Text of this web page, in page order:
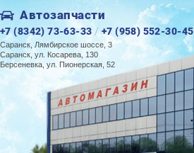
Автозапчасти
+7 (8342) 73-63-33 /+7 (958) 552-30-45
Саранск, Лямбирское шоссе, 3
Саранск, ул. Косарева, 130
Берсеневка, ул. Пионерская, 52